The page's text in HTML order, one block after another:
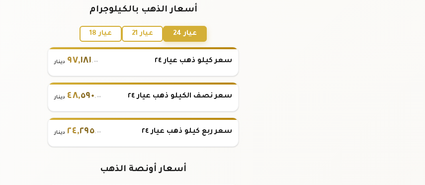
أسعار الذهب بالكيلوجرام
عيار 24 عيار 21 عيار 18
سعر كيلو ذهب عيار ٢٤ ٩٧,١٨١.٠٠ دينار
سعر نصف الكيلو ذهب عيار ٢٤ ٤٨,٥٩٠.٠٠ دينار
سعر ربع كيلو ذهب عيار ٢٤ ٢٤,٢٩٥.٠٠ دينار
أسعار أونصة الذهب